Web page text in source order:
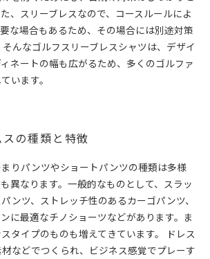
、スリーブレスなので、コースルールによ
な場合もあるため、その場合には別途対策
んなゴルフスリーブレスシャツは、デザイ
ネートの幅も広がるため、多くのゴルファ
います。
の種類と特徴
りパンツやショートパンツの種類は多様
異なります。一般的なものとして、スラッ
ンツ、ストレッチ性のあるカーゴパンツ、
に最適なチノショーツなどがあります。ま
タイプのものも増えてきています。 ドレス
などでつくられ、ビジネス感覚でプレーす